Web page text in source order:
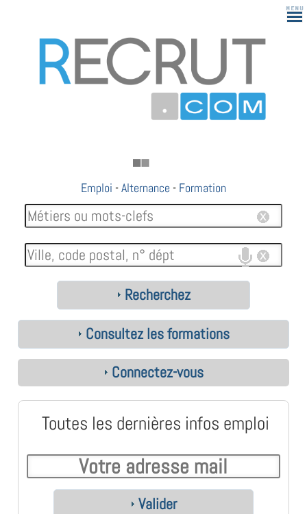
Emploi -Alternance - Formation
Recherchez
Consultez les formations
Connectez-vous
Toutes les dernières infos emploi
Valider